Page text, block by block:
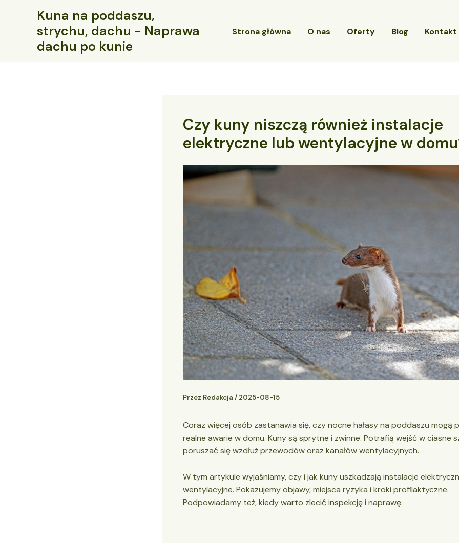
Kuna na poddaszu,
strychu, dachu - Naprawa
dachu po kunie
Strona główna O nas Oferty Blog Kontakt
Czy kuny niszczą również instalacje
elektryczne lub wentylacyjne w
Przez Redakcja / 2025-08-15
Coraz więcej osób zastanawia się, czy nocne hałasy na poddaszu mogą
realne awarie w domu. Kuny są sprytne i zwinne. Potrafią wejść w ciasne
poruszać się wzdłuż przewodów oraz kanałów wentylacyjnych.
W tym artykule wyjaśniamy, czy i jak kuny uszkadzają instalacje
wentylacyjne. Pokazujemy objawy, miejsca ryzyka i kroki profilaktyczne.
Podpowiadamy też, kiedy warto zlecić inspekcję i naprawę.